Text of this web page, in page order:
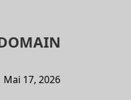
Mai 17, 2026